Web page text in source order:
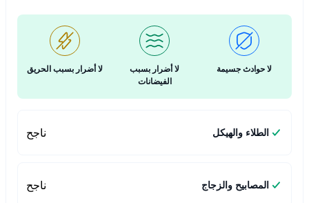
لا حوادث جسيمة
لا أضرار بسبب
الفيضانات
لا أضرار بسبب الحريق
الطلاء والهيكل ناجح
المصابيح والزجاج ناجح